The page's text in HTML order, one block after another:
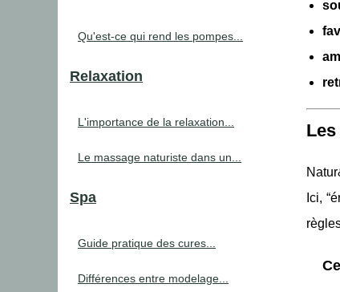
Ici,
Qu'est-ce qui rend les pompes...
Relaxation
L'importance de la relaxation...
Le massage naturiste dans un...
Spa
Guide pratique des cures...
Différences entre modelage...